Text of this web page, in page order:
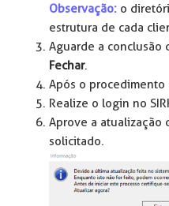
Observação: o
estrutura de cada
Aguarde a conclusão
Fechar.
Após o
Realize o login no
Aprove a atualização
solicitado.